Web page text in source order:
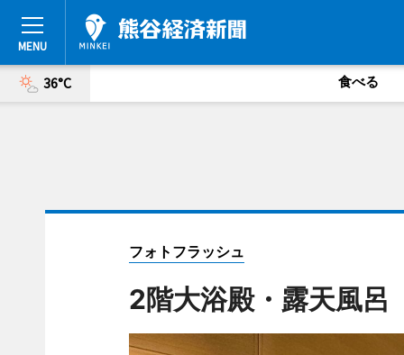
36°C 食べる
フォトフラッシュ
2階大浴殿・露天風呂